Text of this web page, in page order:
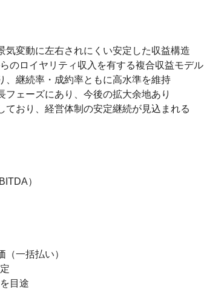
変動に左右されにくい安定した収益構造
ロイヤリティ収入を有する複合収益モデル
継続率・成約率ともに高水準を維持
ェーズにあり、今後の拡大余地あり
おり、経営体制の安定継続が見込まれる
）
一括払い）
目途